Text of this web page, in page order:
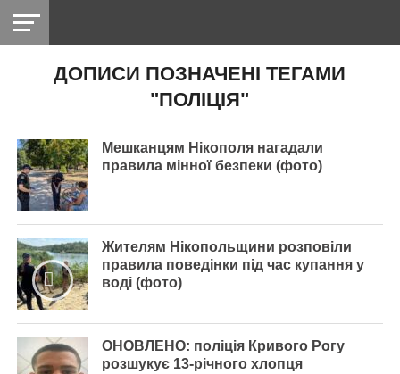
НІКОПОЛЬ
РАДІО
ДОПИСИ ПОЗНАЧЕНІ ТЕГАМИ
"ПОЛІЦІЯ"
Мешканцям Нікополя нагадали
правила мінної безпеки (фото)
Жителям Нікопольщини розповіли
правила поведінки під час купання у
воді (фото)
ОНОВЛЕНО: поліція Кривого Рогу
розшукує 13-річного хлопця